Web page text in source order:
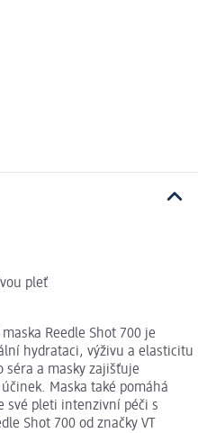
pleť
maska Reedle Shot 700 je
hydrataci, výživu a elasticitu
séra a masky zajišťuje
Maska také pomáhá
své pleti intenzivní péči s
Shot 700 od značky VT